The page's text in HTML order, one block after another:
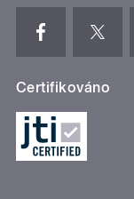
Certifikováno